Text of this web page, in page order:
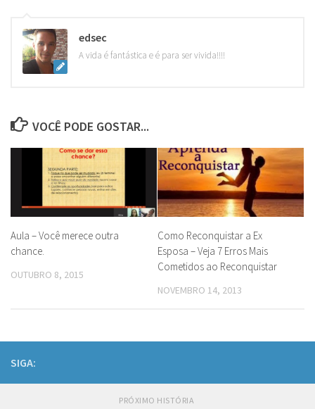
edsec
A vida é fantástica e é para ser vivida!!!!
VOCÊ PODE GOSTAR...
Aula – Você merece outra
chance.
OUTUBRO 8, 2015
Como Reconquistar a Ex
Esposa – Veja 7 Erros Mais
Cometidos ao Reconquistar
NOVEMBRO 14, 2013
SIGA:
PRÓXIMO HISTÓRIA